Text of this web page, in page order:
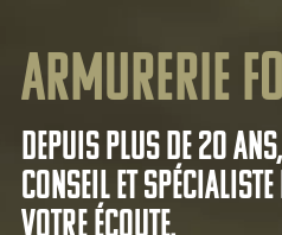
Armurerie
Depuis plus de 20
conseil et spécialiste
votre écoute.